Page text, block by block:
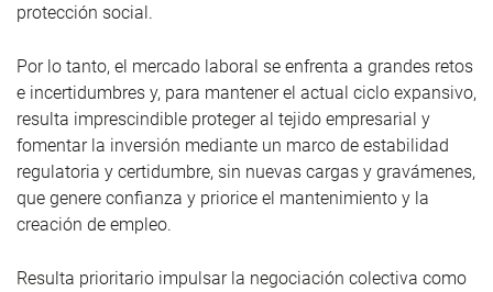
protección social.
Por lo tanto, el mercado laboral se enfrenta a grandes retos
e incertidumbres y, para mantener el actual ciclo expansivo,
resulta imprescindible proteger al tejido empresarial y
fomentar la inversión mediante un marco de estabilidad
regulatoria y certidumbre, sin nuevas cargas y gravámenes,
que genere confianza y priorice el mantenimiento y la
creación de empleo.
Resulta prioritario impulsar la negociación colectiva como